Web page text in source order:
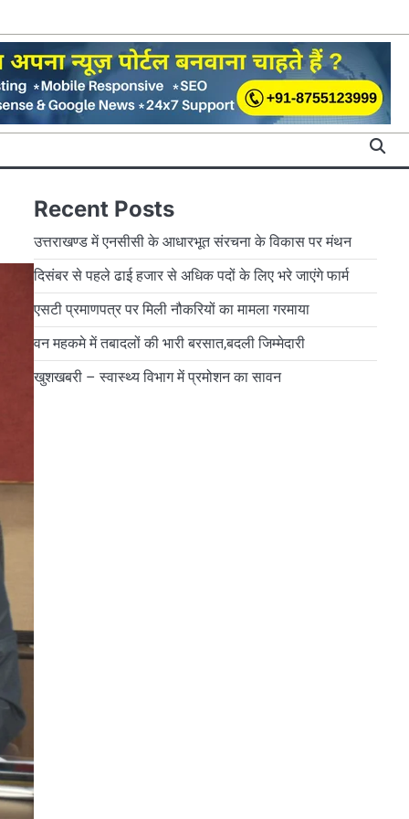
Recent Posts
उत्तराखण्ड में एनसीसी के आधारभूत संरचना के विकास पर मंथन
दिसंबर से पहले ढाई हजार से अधिक पदों के लिए भरे जाएंगे फार्म
एसटी प्रमाणपत्र पर मिली नौकरियों का मामला गरमाया
वन महकमे में तबादलों की भारी बरसात,बदली जिम्मेदारी
खुशखबरी – स्वास्थ्य विभाग में प्रमोशन का सावन